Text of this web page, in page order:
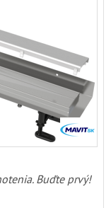
Buďte prvý!